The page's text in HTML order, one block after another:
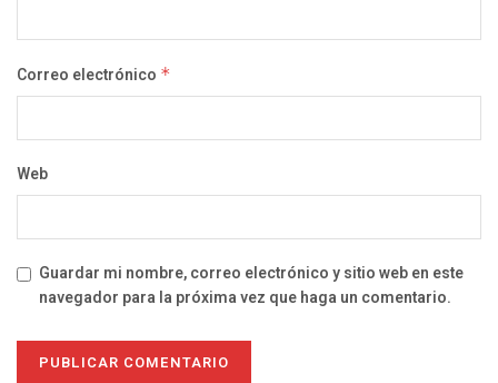
Correo electrónico *
Web
Guardar mi nombre, correo electrónico y sitio web en este
navegador para la próxima vez que haga un comentario.